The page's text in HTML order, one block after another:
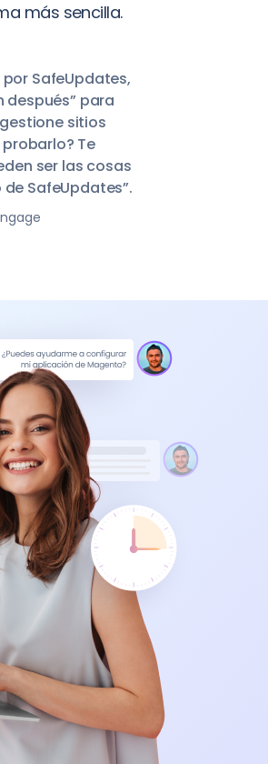
más sencilla.
SafeUpdates,
después” para
sitios
Te
ser las cosas
SafeUpdates”.